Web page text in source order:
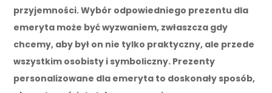
przyjemności. Wybór odpowiedniego prezentu dla
emeryta może być wyzwaniem, zwłaszcza gdy
chcemy, aby był on nie tylko praktyczny, ale przede
wszystkim osobisty i symboliczny. Prezenty
personalizowane dla emeryta to doskonały sposób,